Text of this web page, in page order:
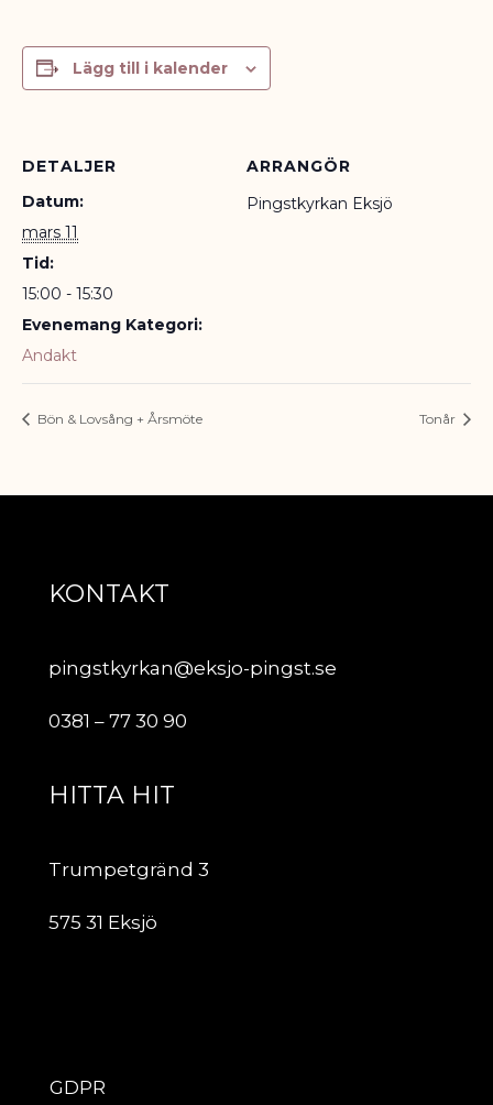
Lägg till i kalender
DETALJER
Datum:
mars 11
Tid:
15:00 - 15:30
Evenemang Kategori:
Andakt
ARRANGÖR
Pingstkyrkan Eksjö
Bön & Lovsång + Årsmöte Tonår
KONTAKT
pingstkyrkan@eksjo-pingst.se
0381 – 77 30 90
HITTA HIT
Trumpetgränd 3
575 31 Eksjö
GDPR